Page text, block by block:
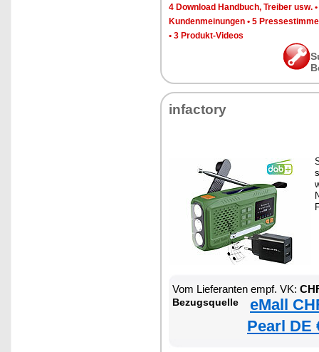
4 Download Handbuch, Treiber usw. •
Kundenmeinungen • 5
• 3 Produkt-Videos
infactory
Vom Lieferanten empf. VK:
Bezugsquelle
eMall
Pearl DE